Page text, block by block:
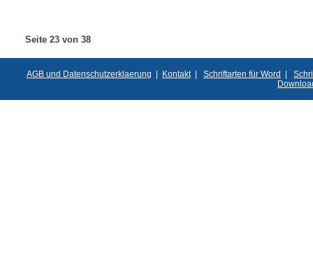
Seite 23 von 38
AGB und Datenschutzerklaerung | Kontakt| Schriftarten für Word |